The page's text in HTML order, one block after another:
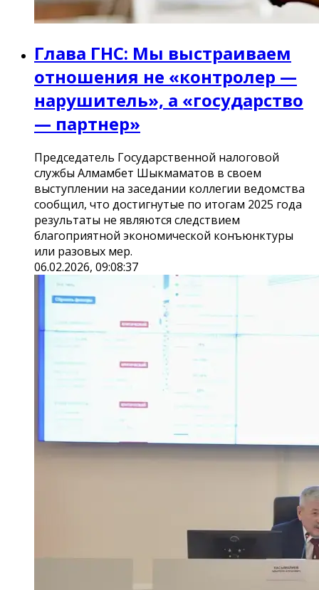
Глава ГНС: Мы выстраиваем
отношения не «контролер —
нарушитель», а «государство
— партнер»
Председатель Государственной налоговой
службы Алмамбет Шыкмаматов в своем
выступлении на заседании коллегии ведомства
сообщил, что достигнутые по итогам 2025 года
результаты не являются следствием
благоприятной экономической конъюнктуры
или разовых мер.
06.02.2026, 09:08:37